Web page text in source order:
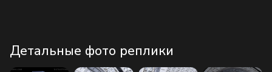
Детальные фото реплики